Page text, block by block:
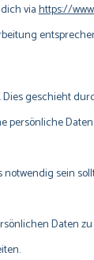
viahttps://
geschieht
persönliche
sein
Daten